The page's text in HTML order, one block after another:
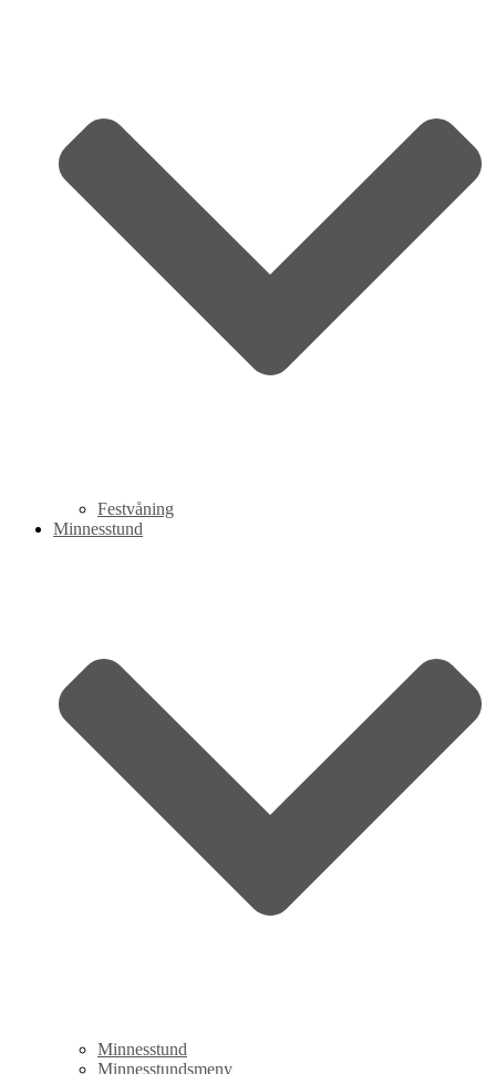
Festvåning
Minnesstund
Minnesstund
Minnesstundsmeny